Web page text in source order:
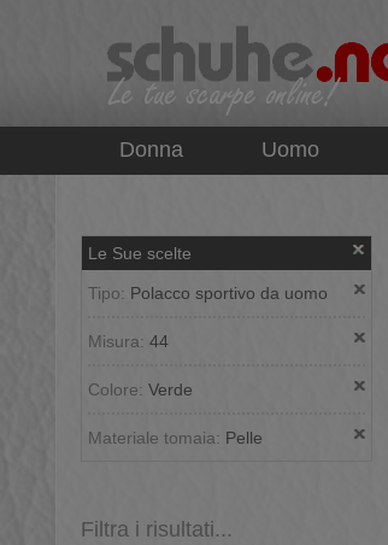
Donna Uomo
Le Sue scelte
Tipo: Polacco sportivo da uomo
Misura: 44
Colore: Verde
Materiale tomaia: Pelle
Filtra i risultati...